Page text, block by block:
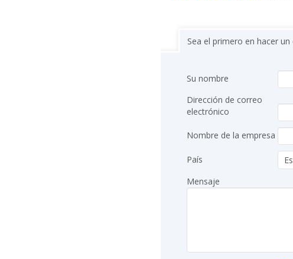
Sea el primero en hacer
Su nombre
Dirección de correo
electrónico
Nombre de la empresa
País
Mensaje